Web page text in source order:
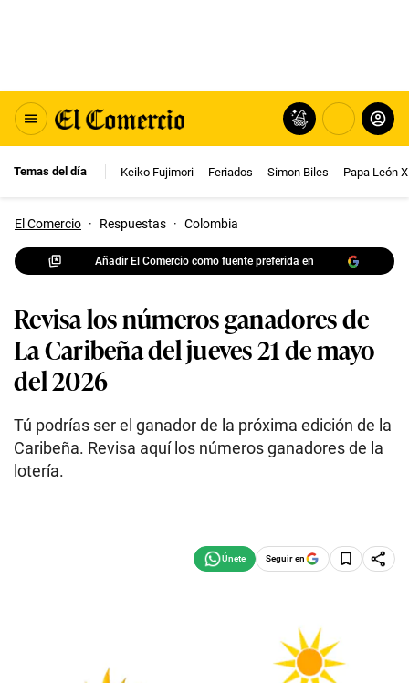
Temas del día Keiko Fujimori Feriados Simon Biles Papa León
El Comercio · Respuestas · Colombia
Añadir El Comercio como fuente preferida en
Revisa los números ganadores de
La Caribeña del jueves 21 de mayo
del 2026
Tú podrías ser el ganador de la próxima edición de la
Caribeña. Revisa aquí los números ganadores de la
lotería.
Seguir en